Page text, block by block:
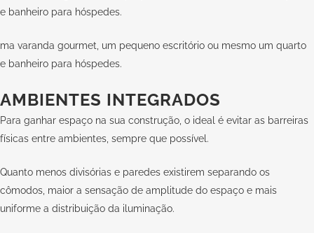
e banheiro para hóspedes.
ma varanda gourmet, um pequeno escritório ou mesmo um quarto
e banheiro para hóspedes.
AMBIENTES INTEGRADOS
Para ganhar espaço na sua construção, o ideal é evitar as barreiras
físicas entre ambientes, sempre que possível.
Quanto menos divisórias e paredes existirem separando os
cômodos, maior a sensação de amplitude do espaço e mais
uniforme a distribuição da iluminação.